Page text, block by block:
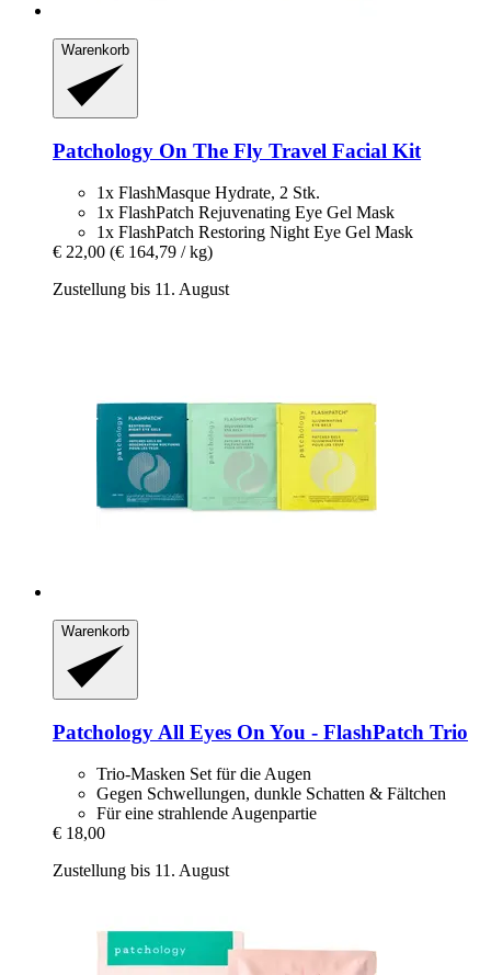
Warenkorb
Patchology On The Fly Travel Facial Kit
1x FlashMasque Hydrate, 2 Stk.
1x FlashPatch Rejuvenating Eye Gel Mask
1x FlashPatch Restoring Night Eye Gel Mask
€ 22,00 (€ 164,79 / kg)
Zustellung bis 11. August
Warenkorb
Patchology All Eyes On You -​ FlashPatch Trio
Trio-Masken Set für die Augen
Gegen Schwellungen, dunkle Schatten & Fältchen
Für eine strahlende Augenpartie
€ 18,00
Zustellung bis 11. August